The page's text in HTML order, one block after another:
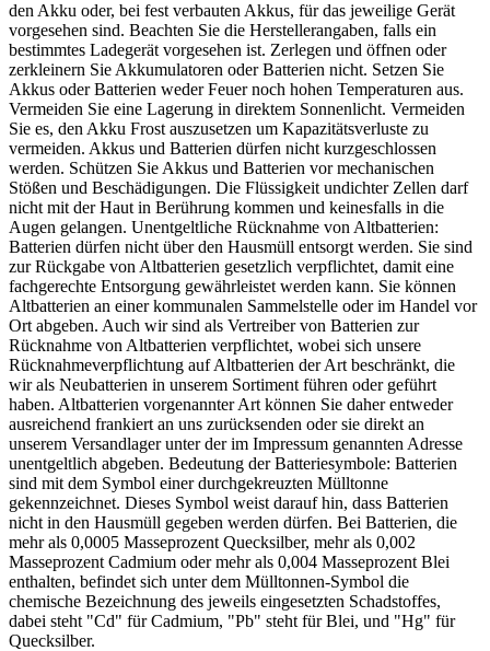
den Akku oder, bei fest verbauten Akkus, für das jeweilige Gerät
vorgesehen sind. Beachten Sie die Herstellerangaben, falls ein
bestimmtes Ladegerät vorgesehen ist. Zerlegen und öffnen oder
zerkleinern Sie Akkumulatoren oder Batterien nicht. Setzen Sie
Akkus oder Batterien weder Feuer noch hohen Temperaturen aus.
Vermeiden Sie eine Lagerung in direktem Sonnenlicht. Vermeiden
Sie es, den Akku Frost auszusetzen um Kapazitätsverluste zu
vermeiden. Akkus und Batterien dürfen nicht kurzgeschlossen
werden. Schützen Sie Akkus und Batterien vor mechanischen
Stößen und Beschädigungen. Die Flüssigkeit undichter Zellen darf
nicht mit der Haut in Berührung kommen und keinesfalls in die
Augen gelangen. Unentgeltliche Rücknahme von Altbatterien:
Batterien dürfen nicht über den Hausmüll entsorgt werden. Sie sind
zur Rückgabe von Altbatterien gesetzlich verpflichtet, damit eine
fachgerechte Entsorgung gewährleistet werden kann. Sie können
Altbatterien an einer kommunalen Sammelstelle oder im Handel vor
Ort abgeben. Auch wir sind als Vertreiber von Batterien zur
Rücknahme von Altbatterien verpflichtet, wobei sich unsere
Rücknahmeverpflichtung auf Altbatterien der Art beschränkt, die
wir als Neubatterien in unserem Sortiment führen oder geführt
haben. Altbatterien vorgenannter Art können Sie daher entweder
ausreichend frankiert an uns zurücksenden oder sie direkt an
unserem Versandlager unter der im Impressum genannten Adresse
unentgeltlich abgeben. Bedeutung der Batteriesymbole: Batterien
sind mit dem Symbol einer durchgekreuzten Mülltonne
gekennzeichnet. Dieses Symbol weist darauf hin, dass Batterien
nicht in den Hausmüll gegeben werden dürfen. Bei Batterien, die
mehr als 0,0005 Masseprozent Quecksilber, mehr als 0,002
Masseprozent Cadmium oder mehr als 0,004 Masseprozent Blei
enthalten, befindet sich unter dem Mülltonnen-Symbol die
chemische Bezeichnung des jeweils eingesetzten Schadstoffes,
dabei steht "Cd" für Cadmium, "Pb" steht für Blei, und "Hg" für
Quecksilber.